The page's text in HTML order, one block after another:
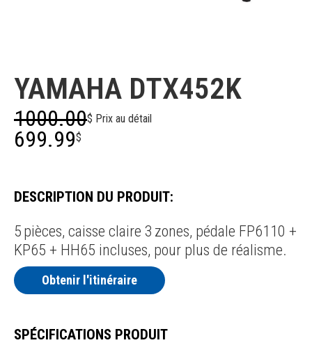
YAMAHA DTX452K
1000.00$ Prix au détail
699.99$
DESCRIPTION DU PRODUIT:
5 pièces, caisse claire 3 zones, pédale FP6110 +
KP65 + HH65 incluses, pour plus de réalisme.
Obtenir l'itinéraire
SPÉCIFICATIONS PRODUIT